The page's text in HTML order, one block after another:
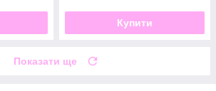
Купити
Показати ще